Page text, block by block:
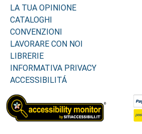
LA TUA OPINIONE
CATALOGHI
CONVENZIONI
LAVORARE CON NOI
LIBRERIE
INFORMATIVA PRIVACY
ACCESSIBILITÁ